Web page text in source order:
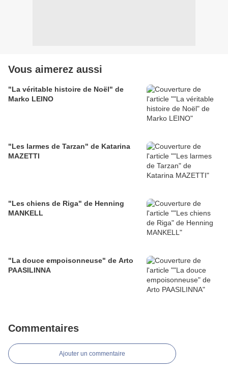
Vous aimerez aussi
"La véritable histoire de Noël" de
Marko LEINO
"Les larmes de Tarzan" de Katarina
MAZETTI
"Les chiens de Riga" de Henning
MANKELL
"La douce empoisonneuse" de Arto
PAASILINNA
Commentaires
Ajouter un commentaire